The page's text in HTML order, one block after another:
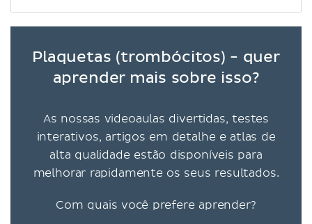
Plaquetas (trombócitos) - quer
aprender mais sobre isso?
As nossas videoaulas divertidas, testes
interativos, artigos em detalhe e atlas de
alta qualidade estão disponíveis para
melhorar rapidamente os seus resultados.
Com quais você prefere aprender?